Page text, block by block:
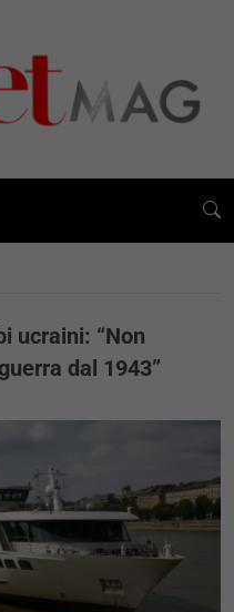
ucraini: “Non
dal 1943”